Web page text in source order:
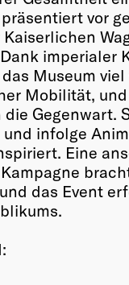
vor
imperialer
Museum viel
Mobilität,
Gegenwart.
infolge
Eine
das Event